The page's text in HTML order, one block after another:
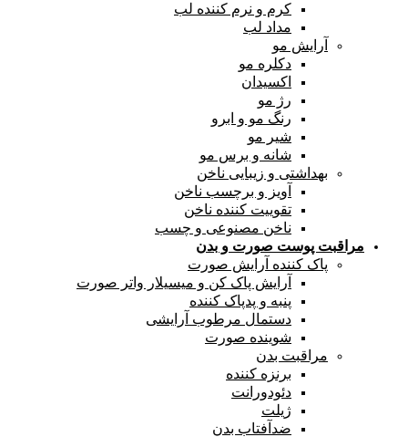
کرم و نرم کننده لب
مداد لب
آرایش مو
دکلره مو
اکسیدان
رژ مو
رنگ مو و ابرو
شیر مو
شانه و برس مو
بهداشتی و زیبایی ناخن
آویز و برچسب ناخن
تقوییت کننده ناخن
ناخن مصنوعی و چسب
مراقبت پوست صورت و بدن
پاک کننده آرایش صورت
آرایش پاک کن و میسیلار واتر صورت
پنبه و پدپاک کننده
دستمال مرطوب آرایشی
شوینده صورت
مراقبت بدن
برنزه کننده
دئودورانت
ژیلت
ضدآفتاب بدن